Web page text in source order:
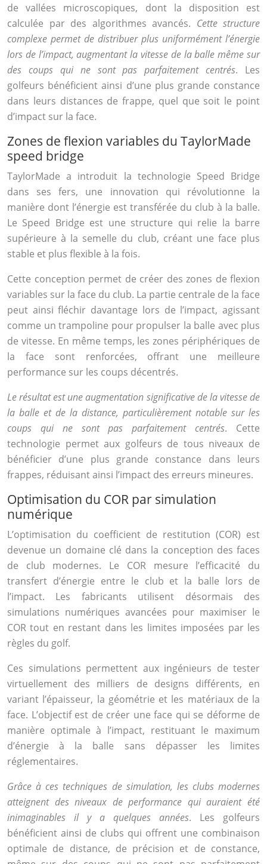
de vallées microscopiques, dont la disposition est
calculée par des algorithmes avancés. Cette structure
complexe permet de distribuer plus uniformément l’énergie
lors de l’impact, augmentant la vitesse de la balle même sur
des coups qui ne sont pas parfaitement centrés. Les
golfeurs bénéficient ainsi d’une plus grande constance
dans leurs distances de frappe, quel que soit le point
d’impact sur la face.
Zones de flexion variables du TaylorMade
speed bridge
TaylorMade a introduit la technologie Speed Bridge
dans ses fers, une innovation qui révolutionne la
manière dont l’énergie est transférée du club à la balle.
Le Speed Bridge est une structure qui relie la barre
supérieure à la semelle du club, créant une face plus
stable et plus flexible à la fois.
Cette conception permet de créer des zones de flexion
variables sur la face du club. La partie centrale de la face
peut ainsi fléchir davantage lors de l’impact, agissant
comme un trampoline pour propulser la balle avec plus
de vitesse. En même temps, les zones périphériques de
la face sont renforcées, offrant une meilleure
performance sur les coups décentrés.
Le résultat est une augmentation significative de la vitesse de
la balle et de la distance, particulièrement notable sur les
coups qui ne sont pas parfaitement centrés. Cette
technologie permet aux golfeurs de tous niveaux de
bénéficier d’une plus grande constance dans leurs
frappes, réduisant ainsi l’impact des erreurs mineures.
Optimisation du COR par simulation
numérique
L’optimisation du coefficient de restitution (COR) est
devenue un domaine clé dans la conception des faces
de club modernes. Le COR mesure l’efficacité du
transfert d’énergie entre le club et la balle lors de
l’impact. Les fabricants utilisent désormais des
simulations numériques avancées pour maximiser le
COR tout en restant dans les limites imposées par les
règles du golf.
Ces simulations permettent aux ingénieurs de tester
virtuellement des milliers de designs différents, en
variant l’épaisseur, la géométrie et les matériaux de la
face. L’objectif est de créer une face qui se déforme de
manière optimale à l’impact, restituant le maximum
d’énergie à la balle sans dépasser les limites
réglementaires.
Grâce à ces techniques de simulation, les clubs modernes
atteignent des niveaux de performance qui auraient été
inimaginables il y a quelques années. Les golfeurs
bénéficient ainsi de clubs qui offrent une combinaison
optimale de distance, de précision et de constance,